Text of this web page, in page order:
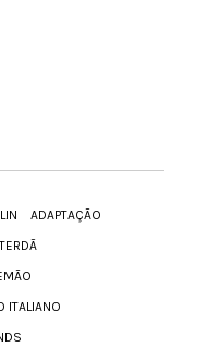
ADAPTAÇÃO
ITALIANO